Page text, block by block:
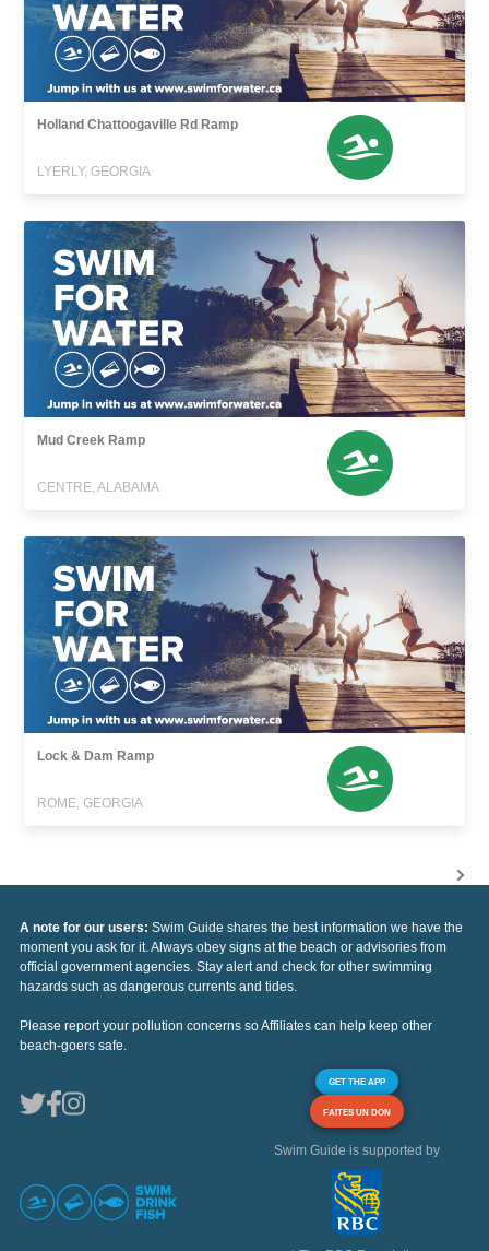
Holland Chattoogaville Rd Ramp
LYERLY, GEORGIA
Mud Creek Ramp
CENTRE, ALABAMA
Lock & Dam Ramp
ROME, GEORGIA
A note for our users: Swim Guide shares the best information we have the
moment you ask for it. Always obey signs at the beach or advisories from
official government agencies. Stay alert and check for other swimming
hazards such as dangerous currents and tides.
Please report your pollution concerns so Affiliates can help keep other
beach-goers safe.
GET THE APP
FAITES UN DON
Swim Guide is supported by